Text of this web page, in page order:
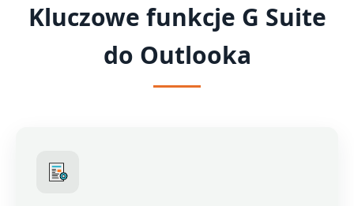
Kluczowe funkcje G Suite
do Outlooka